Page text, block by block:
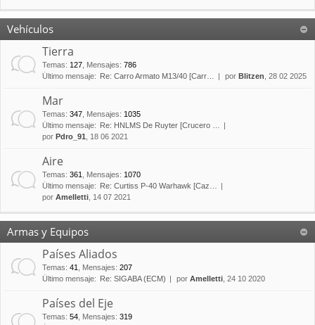
Vehículos
Tierra
Temas: 127 Mensajes: 786
Último mensaje:
Re: Carro Armato M13/40 [Carr… por Blitzen , 28 02 2025
Mar
Temas: 347 Mensajes: 1035
Último mensaje:
Re: HNLMS De Ruyter [Crucero …
por Pdro_91 , 18 06 2021
Aire
Temas: 361 Mensajes: 1070
Último mensaje:
Re: Curtiss P-40 Warhawk [Caz…
por Amelletti , 14 07 2021
Armas y Equipos
Países Aliados
Temas: 41 Mensajes: 207
Último mensaje:
Re: SIGABA (ECM) por Amelletti , 24 10 2020
Países del Eje
Temas: 54 Mensajes: 319